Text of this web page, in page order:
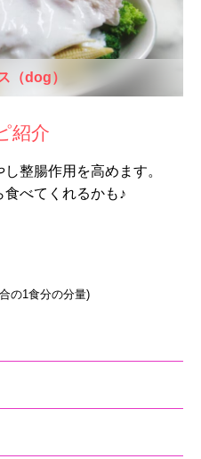
（dog）
紹介
整腸作用を高めます。
べてくれるかも♪
の1食分の分量)